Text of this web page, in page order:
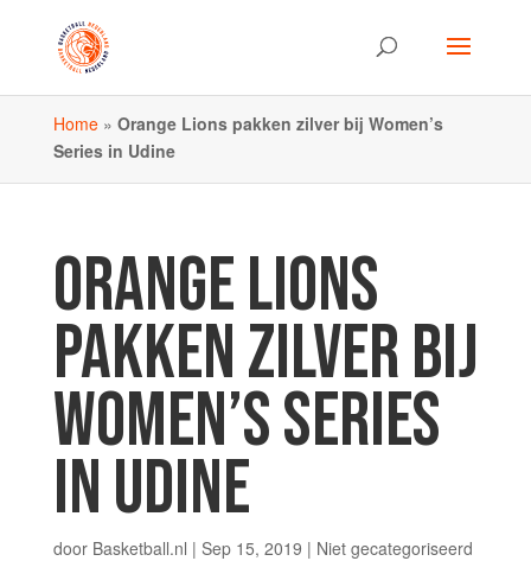
Home» Orange Lions pakken zilver bij Women’s
Series in Udine
ORANGE LIONS
PAKKEN ZILVER BIJ
WOMEN’S SERIES
IN UDINE
door Basketball.nl | Sep 15, 2019 | Niet gecategoriseerd